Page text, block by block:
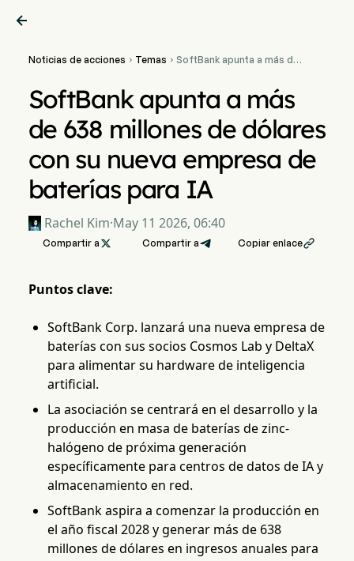

Noticias de acciones  Temas  SoftBank apunta a más de
baterías para IA
SoftBank apunta a más
de 638 millones de dólares
con su nueva empresa de
baterías para IA
Rachel Kim·May 11 2026, 06:40
Compartir a  Compartir a Copiar enlace
Puntos clave:
SoftBank Corp. lanzará una nueva empresa de
baterías con sus socios Cosmos Lab y DeltaX
para alimentar su hardware de inteligencia
artificial.
La asociación se centrará en el desarrollo y la
producción en masa de baterías de zinc-
halógeno de próxima generación
específicamente para centros de datos de IA y
almacenamiento en red.
SoftBank aspira a comenzar la producción en
el año fiscal 2028 y generar más de 638
millones de dólares en ingresos anuales para